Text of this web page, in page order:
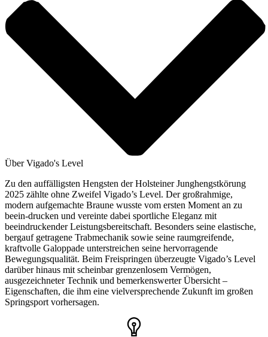
Über Vigado's Level
Zu den auffälligsten Hengsten der Holsteiner Junghengstkörung
2025 zählte ohne Zweifel Vigado’s Level. Der großrahmige,
modern aufgemachte Braune wusste vom ersten Moment an zu
beein-drucken und vereinte dabei sportliche Eleganz mit
beeindruckender Leistungsbereitschaft. Besonders seine elastische,
bergauf getragene Trabmechanik sowie seine raumgreifende,
kraftvolle Galoppade unterstreichen seine hervorragende
Bewegungsqualität. Beim Freispringen überzeugte Vigado’s Level
darüber hinaus mit scheinbar grenzenlosem Vermögen,
ausgezeichneter Technik und bemerkenswerter Übersicht –
Eigenschaften, die ihm eine vielversprechende Zukunft im großen
Springsport vorhersagen.